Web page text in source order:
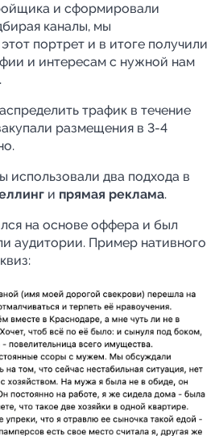
и сформировали
каналы, мы
портрет и в итоге получили
и интересам с нужной нам
трафик в течение
размещения в 3-4
использовали два подхода в
и прямая реклама.
на основе оффера и был
аудитории. Пример нативного